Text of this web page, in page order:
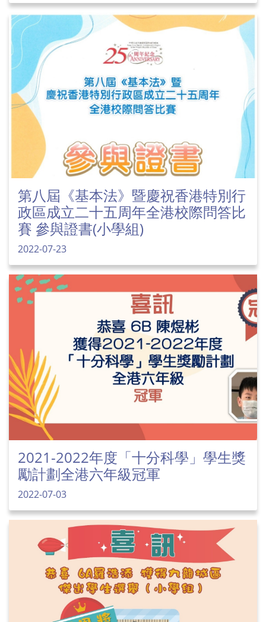
第八屆《基本法》暨慶祝香港特別行
政區成立二十五周年全港校際問答比
賽 參與證書(小學組)
2022-07-23
2021-2022年度「十分科學」學生獎
勵計劃全港六年級冠軍
2022-07-03